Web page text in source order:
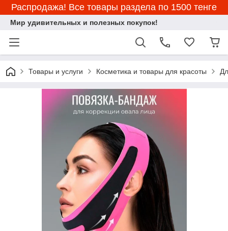
Распродажа! Все товары раздела по 1500 тенге
Мир удивительных и полезных покупок!
Товары и услуги Косметика и товары для красоты